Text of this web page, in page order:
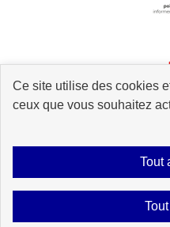
Ce site utilise des cookies
ceux que vous souhaitez
Tout
Plan du site Accessibilité :
Gestion